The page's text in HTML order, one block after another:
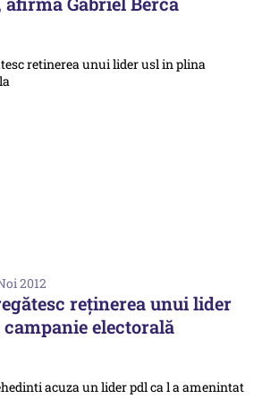
2012
reținerea unui lider
electorală